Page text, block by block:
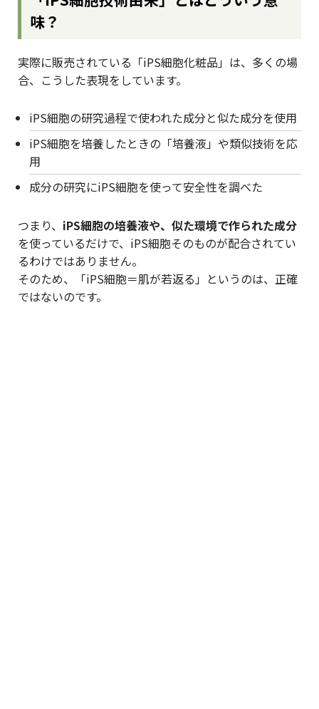
味？
実際に販売されている「iPS細胞化粧品」は、多くの場
合、こうした表現をしています。
iPS細胞の研究過程で使われた成分と似た成分を使用
iPS細胞を培養したときの「培養液」や類似技術を応
用
成分の研究にiPS細胞を使って安全性を調べた
つまり、 iPS細胞の培養液や、似た環境で作られた成分
を使っているだけで、iPS細胞そのものが配合されてい
るわけではありません。
そのため、「iPS細胞＝肌が若返る」というのは、正確
ではないのです。